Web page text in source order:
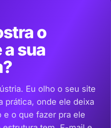
o
sua
Eu olho o seu site
prática, onde ele deixa
o que fazer pra ele